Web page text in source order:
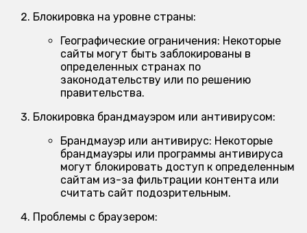
Блокировка на уровне страны:
Географические ограничения: Некоторые
сайты могут быть заблокированы в
определенных странах по
законодательству или по решению
правительства.
Блокировка брандмауэром или антивирусом:
Брандмауэр или антивирус: Некоторые
брандмауэры или программы антивируса
могут блокировать доступ к определенным
сайтам из-за фильтрации контента или
считать сайт подозрительным.
Проблемы с браузером: